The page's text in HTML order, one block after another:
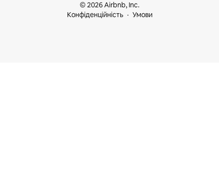
© 2026 Airbnb, Inc.
Конфіденційність
Умови